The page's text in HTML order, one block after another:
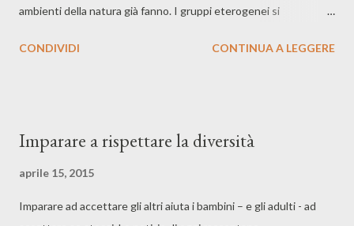
ambienti della natura già fanno. I gruppi eterogenei si
processo decisionale, introduce nuove idee in discussione e
essere nei luoghi di lavoro o nelle comunità e nella ricerca e i
affini. Forse perché rappresentano meno una sfida per le nostre
CONDIVIDI CONTINUA A LEGGERE
Imparare a rispettare la diversità
aprile 15, 2015
Imparare ad accettare gli altri aiuta i bambini – e gli adulti - ad